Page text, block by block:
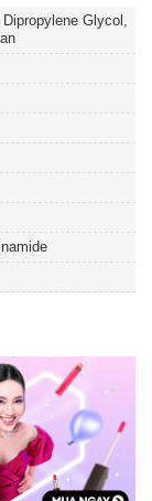
Glycol,